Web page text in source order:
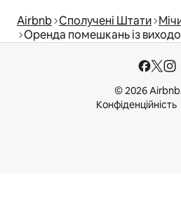
Airbnb Сполучені Штати
Оренда помешкань із
© 2026
Конфіденційність